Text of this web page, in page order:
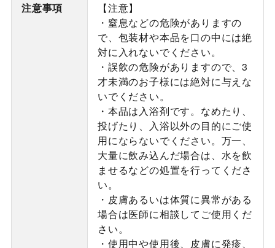
注意事項
【注意】
・窒息などの危険がありますの
で、包装材や本品を口の中には絶
対に入れないでください。
・誤飲の危険がありますので、3
才未満のお子様には絶対に与えな
いでください。
・本品は入浴剤です。なめたり、
投げたり、入浴以外の目的にご使
用にならないでください。万一、
大量に飲み込んだ場合は、水を飲
ませるなどの処置を行ってくださ
い。
・皮膚あるいは体質に異常がある
場合は医師に相談してご使用くだ
さい。
・使用中や使用後、皮膚に発疹、